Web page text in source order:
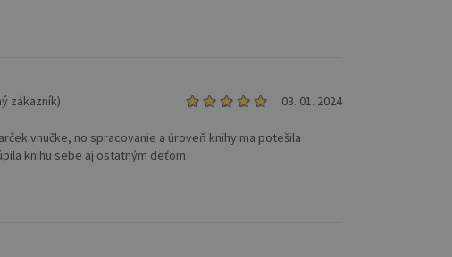
zákazník) 03. 01. 2024
vnučke, no spracovanie a úroveň knihy ma potešila
knihu sebe aj ostatným deťom